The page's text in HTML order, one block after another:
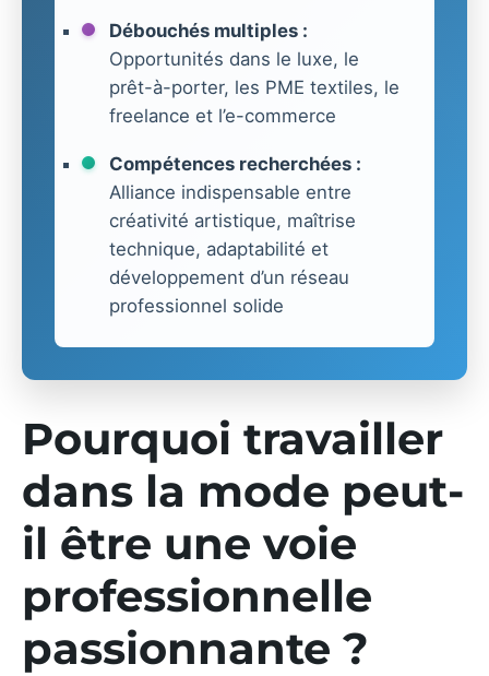
Débouchés multiples :
Opportunités dans le luxe, le
prêt-à-porter, les PME textiles, le
freelance et l’e-commerce
Compétences recherchées :
Alliance indispensable entre
créativité artistique, maîtrise
technique, adaptabilité et
développement d’un réseau
professionnel solide
Pourquoi travailler
dans la mode peut-
il être une voie
professionnelle
passionnante ?